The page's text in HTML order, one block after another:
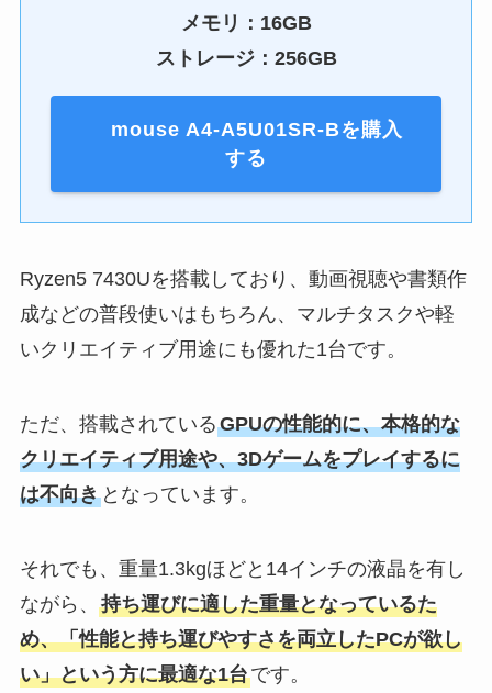
メモリ：16GB
ストレージ：256GB
mouse A4-A5U01SR-Bを購入
する
Ryzen5 7430Uを搭載しており、動画視聴や書類作
成などの普段使いはもちろん、マルチタスクや軽
いクリエイティブ用途にも優れた1台です。
ただ、搭載されているGPUの性能的に、本格的な
クリエイティブ用途や、3Dゲームをプレイするに
は不向きとなっています。
それでも、重量1.3kgほどと14インチの液晶を有し
ながら、 持ち運びに適した重量となっているた
め、「性能と持ち運びやすさを両立したPCが欲し
い」という方に最適な1台です。